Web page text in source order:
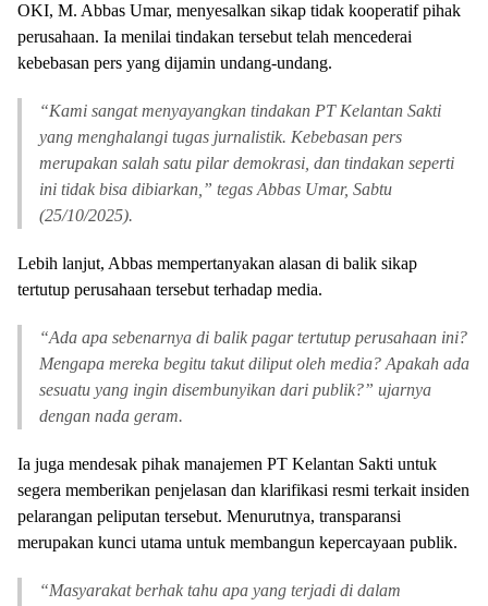
OKI, M. Abbas Umar, menyesalkan sikap tidak kooperatif pihak
perusahaan. Ia menilai tindakan tersebut telah mencederai
kebebasan pers yang dijamin undang-undang.
“Kami sangat menyayangkan tindakan PT Kelantan Sakti
yang menghalangi tugas jurnalistik. Kebebasan pers
merupakan salah satu pilar demokrasi, dan tindakan seperti
ini tidak bisa dibiarkan,” tegas Abbas Umar, Sabtu
(25/10/2025).
Lebih lanjut, Abbas mempertanyakan alasan di balik sikap
tertutup perusahaan tersebut terhadap media.
“Ada apa sebenarnya di balik pagar tertutup perusahaan ini?
Mengapa mereka begitu takut diliput oleh media? Apakah ada
sesuatu yang ingin disembunyikan dari publik?” ujarnya
dengan nada geram.
Ia juga mendesak pihak manajemen PT Kelantan Sakti untuk
segera memberikan penjelasan dan klarifikasi resmi terkait insiden
pelarangan peliputan tersebut. Menurutnya, transparansi
merupakan kunci utama untuk membangun kepercayaan publik.
“Masyarakat berhak tahu apa yang terjadi di dalam